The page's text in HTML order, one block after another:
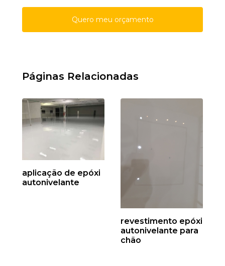
Quero meu orçamento
Páginas Relacionadas
aplicação de epóxi
autonivelante
revestimento epóxi
autonivelante para
chão